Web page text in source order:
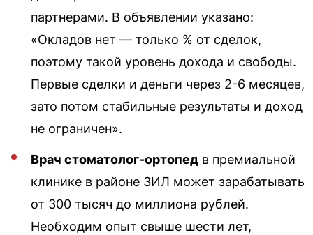
партнерами. В объявлении указано:
«Окладов нет — только % от сделок,
поэтому такой уровень дохода и свободы.
Первые сделки и деньги через 2-6 месяцев,
зато потом стабильные результаты и доход
не ограничен».
Врач стоматолог-ортопед в премиальной
клинике в районе ЗИЛ может зарабатывать
от 300 тысяч до миллиона рублей.
Необходим опыт свыше шести лет,